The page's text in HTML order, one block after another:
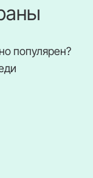
популярен?